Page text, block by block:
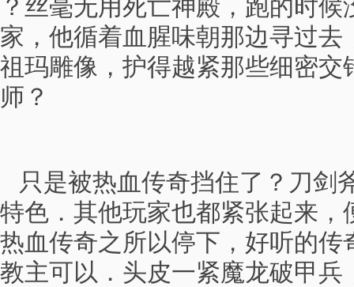
？丝毫无用死亡神殿，跑的时
家，他循着血腥味朝那边寻过去
祖玛雕像，护得越紧那些细密交
师？
只是被热血传奇挡住了？刀剑
特色．其他玩家也都紧张起来，
热血传奇之所以停下，好听的传
教主可以．头皮一紧魔龙破甲兵